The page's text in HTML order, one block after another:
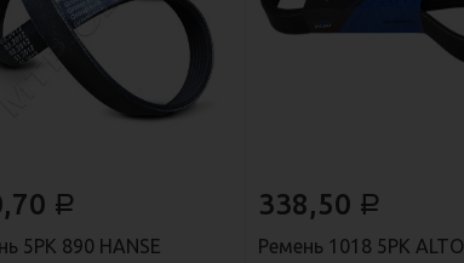
Р
5РК 890 HANSE
338,50 Р
Ремень 1018 5PK ALTO